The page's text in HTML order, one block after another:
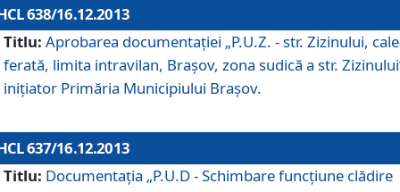
638/16.12.2013
Titlu: Aprobarea documentaţiei „P.U.Z. - str. Zizinului,
ferată, limita intravilan, Braşov, zona sudică a str.
iniţiator Primăria Municipiului Braşov.
637/16.12.2013
Titlu: Documentaţia „P.U.D - Schimbare funcţiune clădire